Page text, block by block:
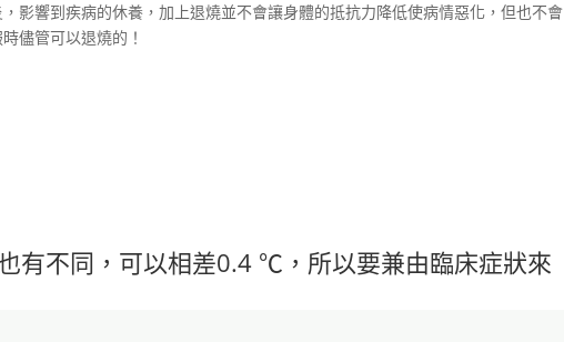
影響到疾病的休養，加上退燒並不會讓身體的抵抗力降低使病情惡化，但也不會
儘管可以退燒的！
有不同，可以相差0.4 ℃，所以要兼由臨床症狀來